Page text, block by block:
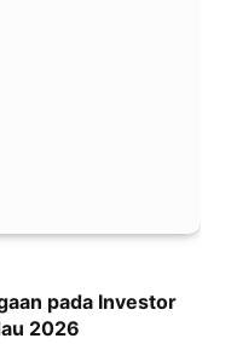
pada Investor
2026